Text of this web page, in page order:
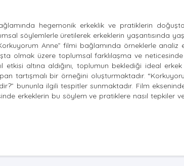
hegemonik erkeklik ve pratiklerin
söylemlerle üretilerek erkeklerin yaşantısında
Anne” filmi bağlamında örneklerle analiz
olmak üzere toplumsal farklılaşma ve
etkisi altına aldığını, toplumun beklediği ideal
tartışmalı bir örneğini oluşturmaktadır.
bununla ilgili tespitler sunmaktadır. Film
erkeklerin bu söylem ve pratiklere nasıl tepkiler